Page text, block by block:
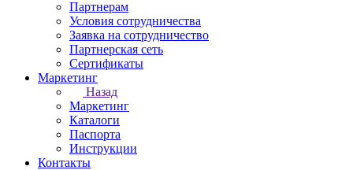
Партнерам
Условия сотрудничества
Заявка на сотрудничество
Партнерская сеть
Сертификаты
Маркетинг
Назад
Маркетинг
Каталоги
Паспорта
Инструкции
Контакты